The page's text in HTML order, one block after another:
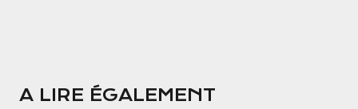
A LIRE ÉGALEMENT